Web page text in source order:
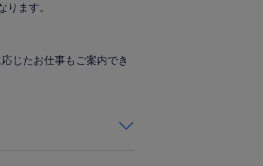
ます。
じたお仕事もご案内でき